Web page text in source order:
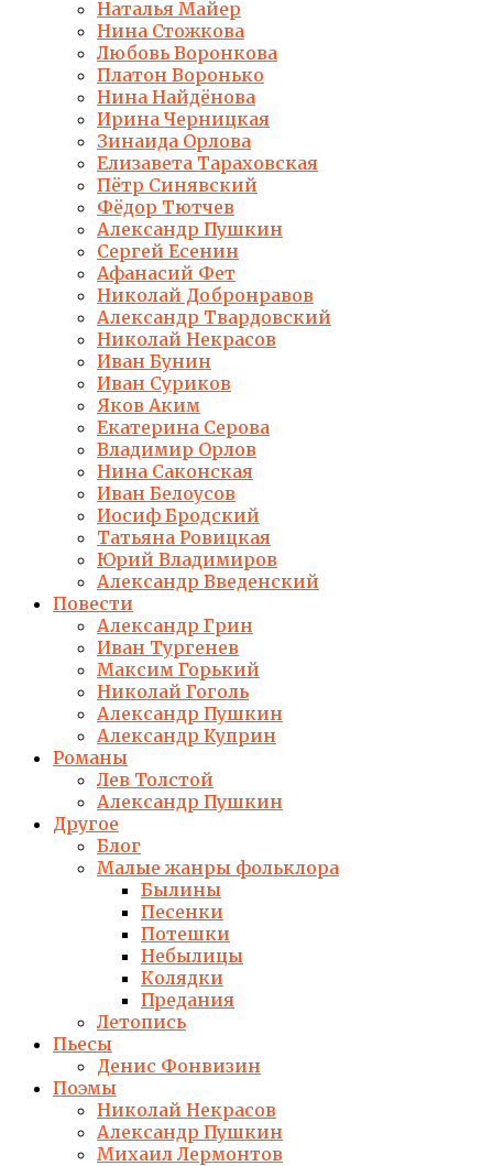
Наталья Майер
Нина Стожкова
Любовь Воронкова
Платон Воронько
Нина Найдёнова
Ирина Черницкая
Зинаида Орлова
Елизавета Тараховская
Пётр Синявский
Фёдор Тютчев
Александр Пушкин
Сергей Есенин
Афанасий Фет
Николай Добронравов
Александр Твардовский
Николай Некрасов
Иван Бунин
Иван Суриков
Яков Аким
Екатерина Серова
Владимир Орлов
Нина Саконская
Иван Белоусов
Иосиф Бродский
Татьяна Ровицкая
Юрий Владимиров
Александр Введенский
Повести
Александр Грин
Иван Тургенев
Максим Горький
Николай Гоголь
Александр Пушкин
Александр Куприн
Романы
Лев Толстой
Александр Пушкин
Другое
Блог
Малые жанры фольклора
Былины
Песенки
Потешки
Небылицы
Колядки
Предания
Летопись
Пьесы
Денис Фонвизин
Поэмы
Николай Некрасов
Александр Пушкин
Михаил Лермонтов